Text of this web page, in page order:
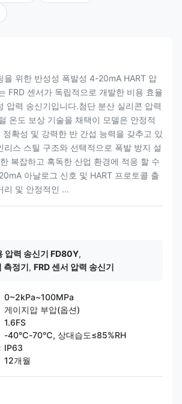
을 위한 반성성 폭발성 4-20mA HART 압
FRD 센서가 독립적으로 개발한 비용 효율
압력 송신기입니다.첨단 분산 실리콘 압력
온도 보상 기술을 채택이 모델은 안정적
확성 및 강력한 반 간섭 능력을 갖추고 있
리스 스틸 구조와 선택적으로 폭발 방지 설
복잡하고 혹독한 산업 환경에 적응 할 수
아날로그 신호 및 HART 프로토콜 출
리 및 안정적인 ...
압력 송신기 FD80Y,
측정기, FRD 센서 압력 송신기
0~2kPa~100MPa
게이지압 부압(옵션)
1.6FS
-40℃-70℃, 상대습도≤85%RH
IP63
12개월